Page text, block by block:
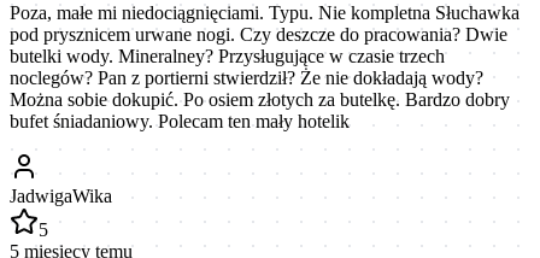
Poza, małe mi niedociągnięciami. Typu. Nie kompletna Słuchawka
pod prysznicem urwane nogi. Czy deszcze do pracowania? Dwie
butelki wody. Mineralney? Przysługujące w czasie trzech
noclegów? Pan z portierni stwierdził? Że nie dokładają wody?
Można sobie dokupić. Po osiem złotych za butelkę. Bardzo dobry
bufet śniadaniowy. Polecam ten mały hotelik
JadwigaWika
5
5 miesięcy temu